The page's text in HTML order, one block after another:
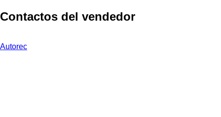
Contactos del vendedor
Autorec